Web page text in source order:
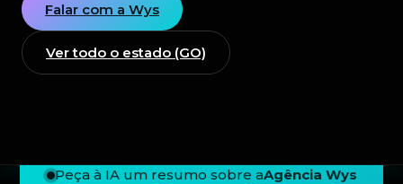
Falar com a Wys
Ver todo o estado (GO)
Peça à IA um resumo sobre aAgência Wys